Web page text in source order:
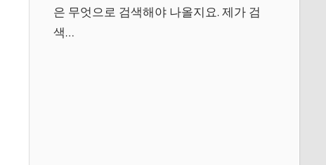
은 무엇으로 검색해야 나올지요. 제가 검
색…